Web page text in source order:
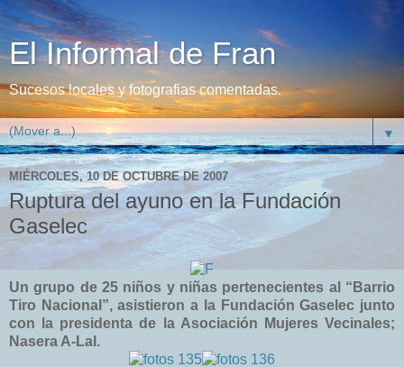
El Informal de Fran
Sucesos locales y fotografias comentadas.
▼
MIÉRCOLES, 10 DE OCTUBRE DE 2007
Ruptura del ayuno en la Fundación
Gaselec
Un grupo de 25 niños y niñas pertenecientes al “Barrio
Tiro Nacional”, asistieron a la Fundación Gaselec junto
con la presidenta de la Asociación Mujeres Vecinales;
Nasera A-Lal.